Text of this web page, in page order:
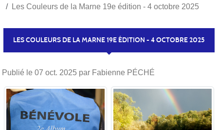
Les Couleurs de la Marne 19e édition - 4 octobre 2025
LES COULEURS DE LA MARNE 19E ÉDITION - 4 OCTOBRE 2025
Publié le 07 oct. 2025 par Fabienne PÉCHÉ